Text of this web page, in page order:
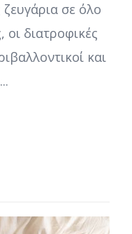
σε όλο
διατροφικές
και